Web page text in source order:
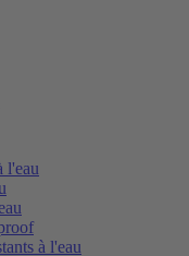
l'eau
à l'eau